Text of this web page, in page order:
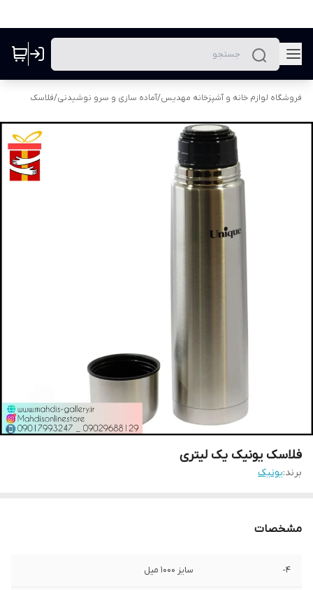
فروشگاه لوازم خانه و آشپزخانه مهدیس/آماده سازی و سرو نوشیدنی/فلاسک
فلاسک یونیک یک لیتری
برند:یونیک
مشخصات
4- سایز 1000 میل